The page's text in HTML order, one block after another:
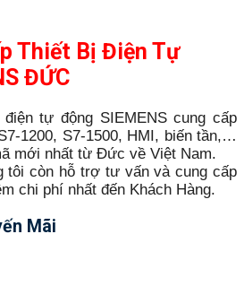
Thiết Bị Điện Tự
ĐỨC
tự động SIEMENS cung cấp
1200, S7-1500, HMI, biến tần,…
mới nhất từ Đức về Việt Nam.
tôi còn hỗ trợ tư vấn và cung cấp
chi phí nhất đến Khách Hàng.
Mãi